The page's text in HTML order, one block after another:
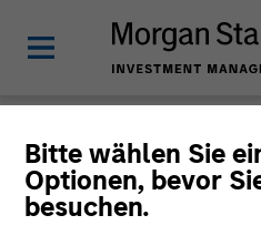
Bitte wählen Sie
Optionen, bevor
besuchen.
Einblicke